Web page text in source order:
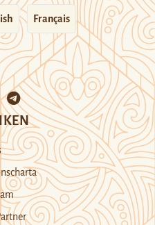
Français